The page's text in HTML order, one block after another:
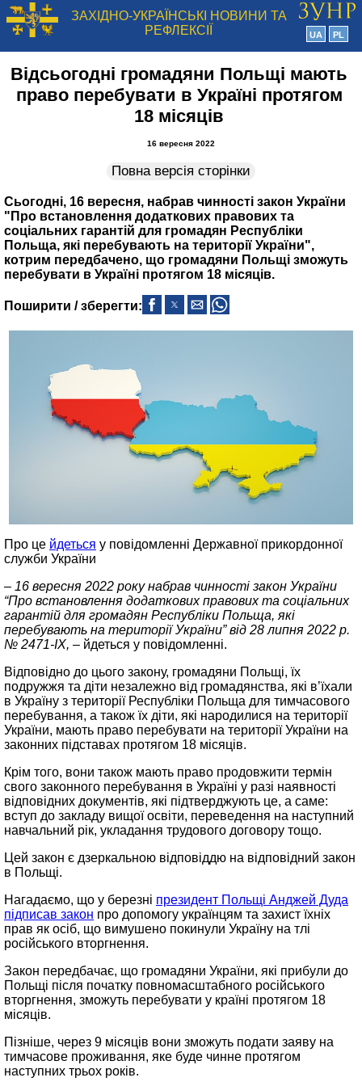
ЗАХІДНО-УКРАЇНСЬКІ НОВИНИ ТА
РЕФЛЕКСІЇ
UA PL
Відсьогодні громадяни Польщі мають
право перебувати в Україні протягом
18 місяців
16 вересня 2022
Повна версія сторінки
Сьогодні, 16 вересня, набрав чинності закон України
"Про встановлення додаткових правових та
соціальних гарантій для громадян Республіки
Польща, які перебувають на території України",
котрим передбачено, що громадяни Польщі зможуть
перебувати в Україні протягом 18 місяців.
Поширити / зберегти:
Про це йдеться у повідомленні Державної прикордонної
служби України
– 16 вересня 2022 року набрав чинності закон України
“Про встановлення додаткових правових та соціальних
гарантій для громадян Республіки Польща, які
перебувають на території України” від 28 липня 2022 р.
№ 2471-IX, – йдеться у повідомленні.
Відповідно до цього закону, громадяни Польщі, їх
подружжя та діти незалежно від громадянства, які в’їхали
в Україну з території Республіки Польща для тимчасового
перебування, а також їх діти, які народилися на території
України, мають право перебувати на території України на
законних підставах протягом 18 місяців.
Крім того, вони також мають право продовжити термін
свого законного перебування в Україні у разі наявності
відповідних документів, які підтверджують це, а саме:
вступ до закладу вищої освіти, переведення на наступний
навчальний рік, укладання трудового договору тощо.
Цей закон є дзеркальною відповіддю на відповідний закон
в Польщі.
Нагадаємо, що у березні президент Польщі Анджей Дуда
підписав закон про допомогу українцям та захист їхніх
прав як осіб, що вимушено покинули Україну на тлі
російського вторгнення.
Закон передбачає, що громадяни України, які прибули до
Польщі після початку повномасштабного російського
вторгнення, зможуть перебувати у країні протягом 18
місяців.
Пізніше, через 9 місяців вони зможуть подати заяву на
тимчасове проживання, яке буде чинне протягом
наступних трьох років.